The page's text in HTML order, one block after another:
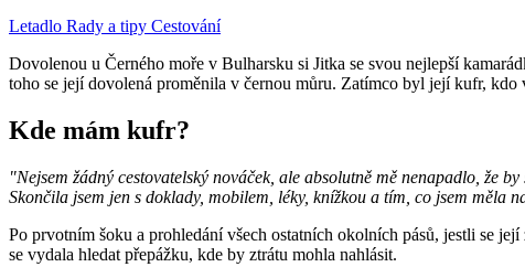
Letadlo Rady a tipy Cestování
Dovolenou u Černého moře v Bulharsku si Jitka se svou nejlepší
toho se její dovolená proměnila v černou můru. Zatímco byl její kufr,
Kde mám kufr?
"Nejsem žádný cestovatelský nováček, ale absolutně mě nenapadlo, že
Skončila jsem jen s doklady, mobilem, léky, knížkou a tím, co jsem měla
Po prvotním šoku a prohledání všech ostatních okolních pásů, jestli se
se vydala hledat přepážku, kde by ztrátu mohla nahlásit.